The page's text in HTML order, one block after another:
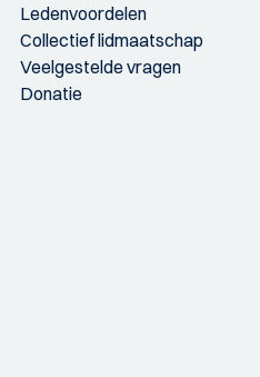
Ledenvoordelen
Collectief lidmaatschap
Veelgestelde vragen
Donatie